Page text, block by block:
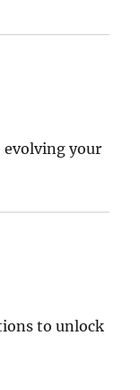
evolving your
to unlock